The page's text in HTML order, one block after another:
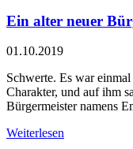
Ein alter neuer
01.10.2019
Schwerte. Es war
Charakter, und auf ihm
Bürgermeister namens
Weiterlesen